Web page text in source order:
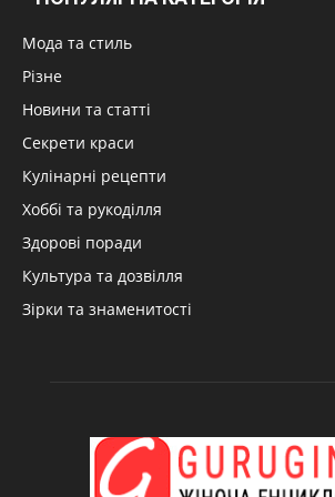
Мода та стиль
Різне
Новини та статті
Секрети краси
Кулінарні рецепти
Хоббі та рукоділля
Здорові поради
Культура та дозвілля
Зірки та знаменитості